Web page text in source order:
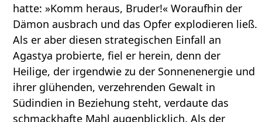
hatte: »Komm heraus, Bruder!« Woraufhin der
Dämon ausbrach und das Opfer explodieren ließ.
Als er aber diesen strategischen Einfall an
Agastya probierte, fiel er herein, denn der
Heilige, der irgendwie zu der Sonnenenergie und
ihrer glühenden, verzehrenden Gewalt in
Südindien in Beziehung steht, verdaute das
schmackhafte Mahl augenblicklich. Als der